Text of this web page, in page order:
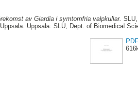
av Giardia i symtomfria valpkullar.
Uppsala: SLU, Dept. of Biomedical
PDF